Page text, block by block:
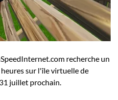
recherche un
sur l'île virtuelle de
juillet prochain.